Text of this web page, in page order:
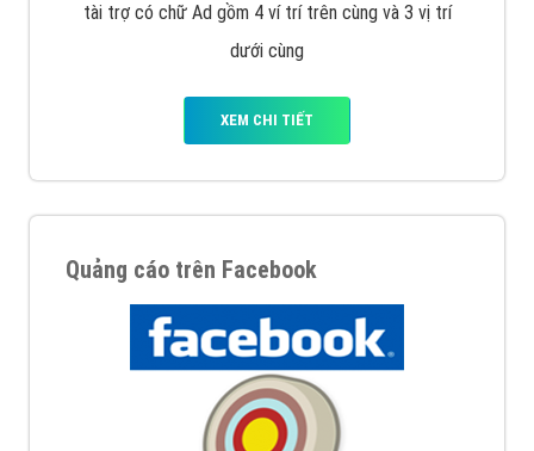
tài trợ có chữ Ad gồm 4 ví trí trên cùng và 3 vị trí
dưới cùng
XEM CHI TIẾT
Quảng cáo trên Facebook